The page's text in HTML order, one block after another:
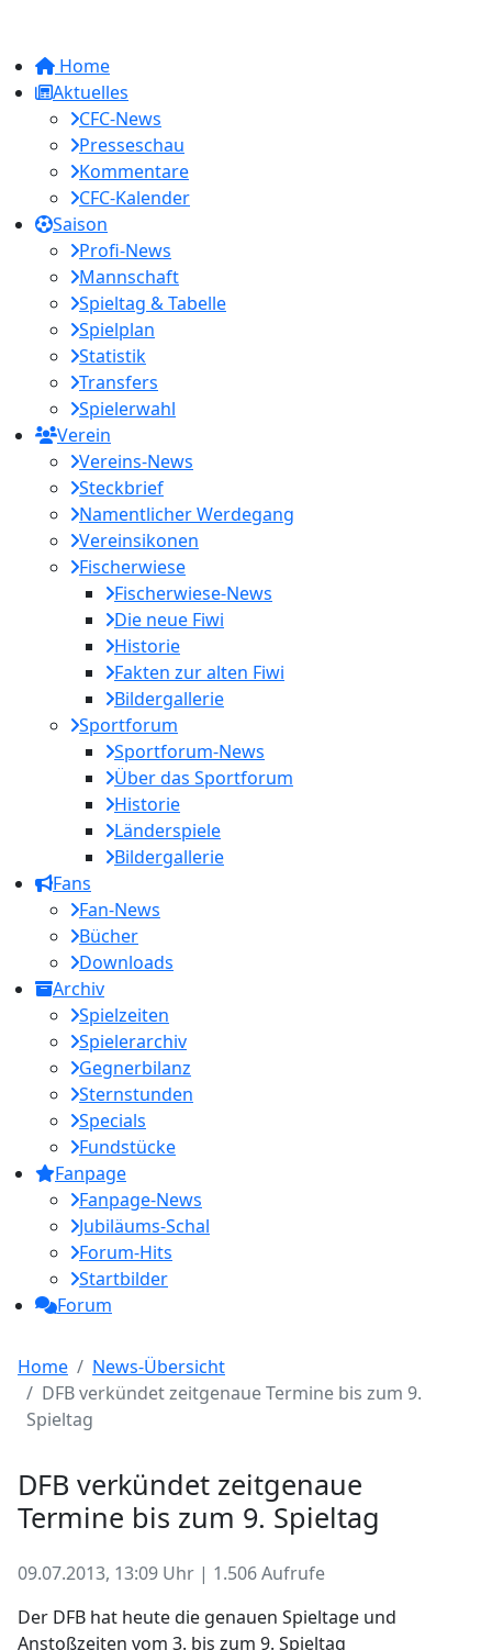
Home
Aktuelles
CFC-News
Presseschau
Kommentare
CFC-Kalender
Saison
Profi-News
Mannschaft
Spieltag & Tabelle
Spielplan
Statistik
Transfers
Spielerwahl
Verein
Vereins-News
Steckbrief
Namentlicher Werdegang
Vereinsikonen
Fischerwiese
Fischerwiese-News
Die neue Fiwi
Historie
Fakten zur alten Fiwi
Bildergallerie
Sportforum
Sportforum-News
Über das Sportforum
Historie
Länderspiele
Bildergallerie
Fans
Fan-News
Bücher
Downloads
Archiv
Spielzeiten
Spielerarchiv
Gegnerbilanz
Sternstunden
Specials
Fundstücke
Fanpage
Fanpage-News
Jubiläums-Schal
Forum-Hits
Startbilder
Forum
Home
News-Übersicht
DFB verkündet zeitgenaue Termine bis zum 9.
Spieltag
DFB verkündet zeitgenaue
Termine bis zum 9. Spieltag
09.07.2013, 13:09 Uhr | 1.506 Aufrufe
Der DFB hat heute die genauen Spieltage und
Anstoßzeiten vom 3. bis zum 9. Spieltag